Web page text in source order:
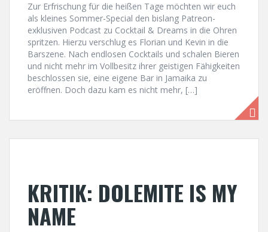
Zur Erfrischung für die heißen Tage möchten wir euch
als kleines Sommer-Special den bislang Patreon-
exklusiven Podcast zu Cocktail & Dreams in die Ohren
spritzen. Hierzu verschlug es Florian und Kevin in die
Barszene. Nach endlosen Cocktails und schalen Bieren
und nicht mehr im Vollbesitz ihrer geistigen Fähigkeiten
beschlossen sie, eine eigene Bar in Jamaika zu
eröffnen. Doch dazu kam es nicht mehr, […]
KRITIK: DOLEMITE IS MY
NAME